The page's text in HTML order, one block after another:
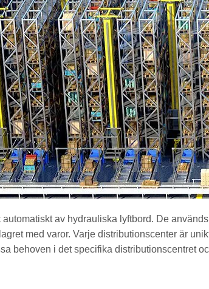
av hydrauliska lyftbord. De
med varor. Varje distributionscenter är
behoven i det specifika distributionscentret